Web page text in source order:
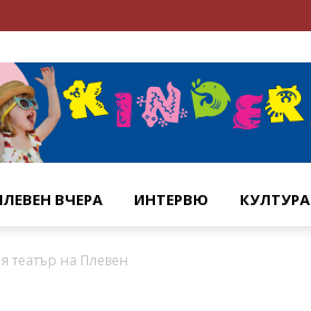
ВЧЕРА ИНТЕРВЮ КУЛТУРА
театър на Плевен